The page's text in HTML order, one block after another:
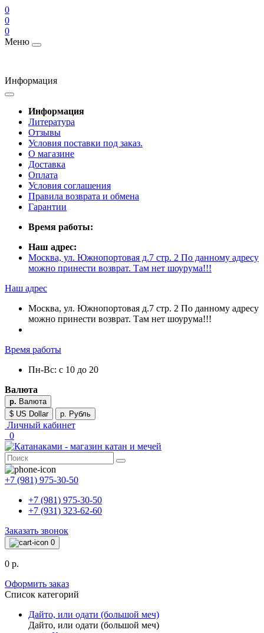
0
0
0
Меню
Информация
Информация
Литература
Отзывы
Условия поставки под заказ.
О магазине
Доставка
Оплата
Условия соглашения
Правила возврата и обмена
Гарантии
Время работы:
Наш адрес:
Москва, ул. Южнопортовая д.7 стр. 2 По данному адресу
можно принести возврат. Там нет шоурума!!!
Наш адрес
Москва, ул. Южнопортовая д.7 стр. 2 По данному адресу
можно принести возврат. Там нет шоурума!!!
Время работы
Пн-Вс: с 10 до 20
Валюта
р. Валюта
$ US Dollar
р. Рубль
Личный кабинет
0
+7 (981) 975-30-50
+7 (981) 975-30-50
+7 (931) 323-62-60
Заказать звонок
0
0 р.
Оформить заказ
Список категорий
Дайто, или одати (большой меч)
Дайто, или одати (большой меч)